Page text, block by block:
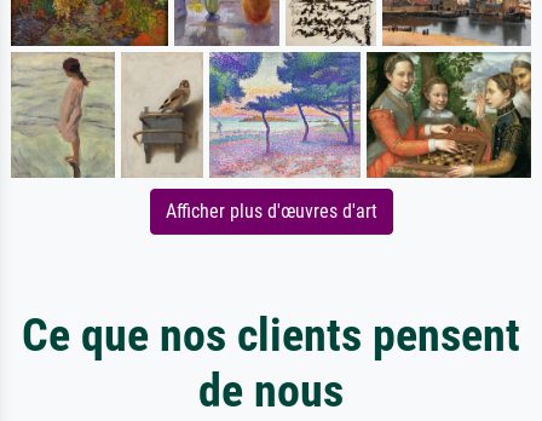
Afficher plus d'œuvres d'art
Ce que nos clients pensent
de nous